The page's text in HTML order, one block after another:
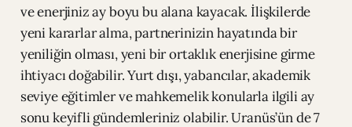
ve enerjiniz ay boyu bu alana kayacak. İlişkilerde
yeni kararlar alma, partnerinizin hayatında bir
yeniliğin olması, yeni bir ortaklık enerjisine girme
ihtiyacı doğabilir. Yurt dışı, yabancılar, akademik
seviye eğitimler ve mahkemelik konularla ilgili ay
sonu keyifli gündemleriniz olabilir. Uranüs’ün de 7